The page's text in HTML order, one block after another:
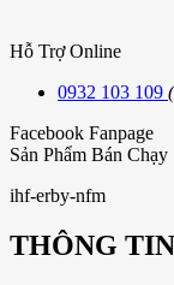
Hỗ Trợ Online
0932 103 109
Facebook Fanpage
Sản Phẩm Bán Chạy
ihf-erby-nfm
THÔNG